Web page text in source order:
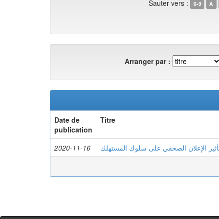
Sauter vers : 0-9 A
Arranger par :
Date de
publication
Titre
2020-11-16 الإعلان الصحفي على سلوك المستهلك